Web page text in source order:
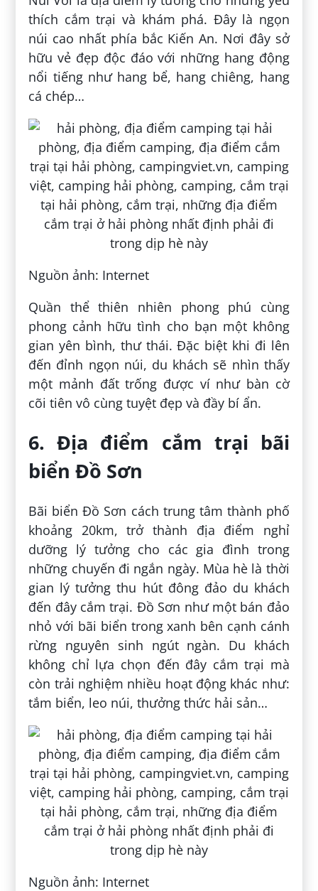
thích cắm trại và khám phá. Đây là ngọn
núi cao nhất phía bắc Kiến An. Nơi đây sở
hữu vẻ đẹp độc đáo với những hang động
nổi tiếng như hang bể, hang chiêng, hang
cá chép…
Nguồn ảnh: Internet
Quần thể thiên nhiên phong phú cùng
phong cảnh hữu tình cho bạn một không
gian yên bình, thư thái. Đặc biệt khi đi lên
đến đỉnh ngọn núi, du khách sẽ nhìn thấy
một mảnh đất trống được ví như bàn cờ
cõi tiên vô cùng tuyệt đẹp và đầy bí ẩn.
6. Địa điểm cắm trại bãi
biển Đồ Sơn
Bãi biển Đồ Sơn cách trung tâm thành phố
khoảng 20km, trở thành địa điểm nghỉ
dưỡng lý tưởng cho các gia đình trong
những chuyến đi ngắn ngày. Mùa hè là thời
gian lý tưởng thu hút đông đảo du khách
đến đây cắm trại. Đồ Sơn như một bán đảo
nhỏ với bãi biển trong xanh bên cạnh cánh
rừng nguyên sinh ngút ngàn. Du khách
không chỉ lựa chọn đến đây cắm trại mà
còn trải nghiệm nhiều hoạt động khác như:
tắm biển, leo núi, thưởng thức hải sản…
Nguồn ảnh: Internet